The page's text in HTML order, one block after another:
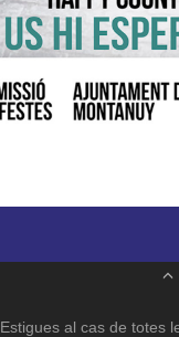
Estigues al cas de totes